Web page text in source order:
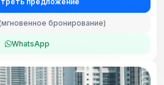
бронирование)
WhatsApp